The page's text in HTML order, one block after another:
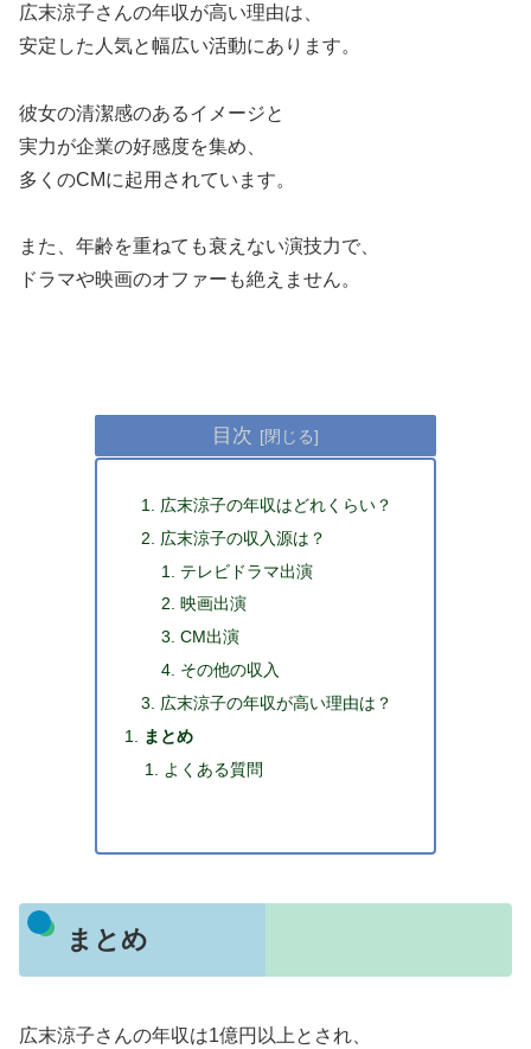
広末涼子さんの年収が高い理由は、
安定した人気と幅広い活動にあります。
彼女の清潔感のあるイメージと
実力が企業の好感度を集め、
多くのCMに起用されています。
また、年齢を重ねても衰えない演技力で、
ドラマや映画のオファーも絶えません。
目次
広末涼子の年収はどれくらい？
広末涼子の収入源は？
テレビドラマ出演
映画出演
CM出演
その他の収入
広末涼子の年収が高い理由は？
まとめ
よくある質問
まとめ
広末涼子さんの年収は1億円以上とされ、